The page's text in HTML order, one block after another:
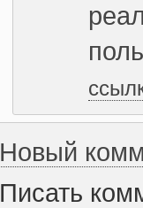
Новый
Писать